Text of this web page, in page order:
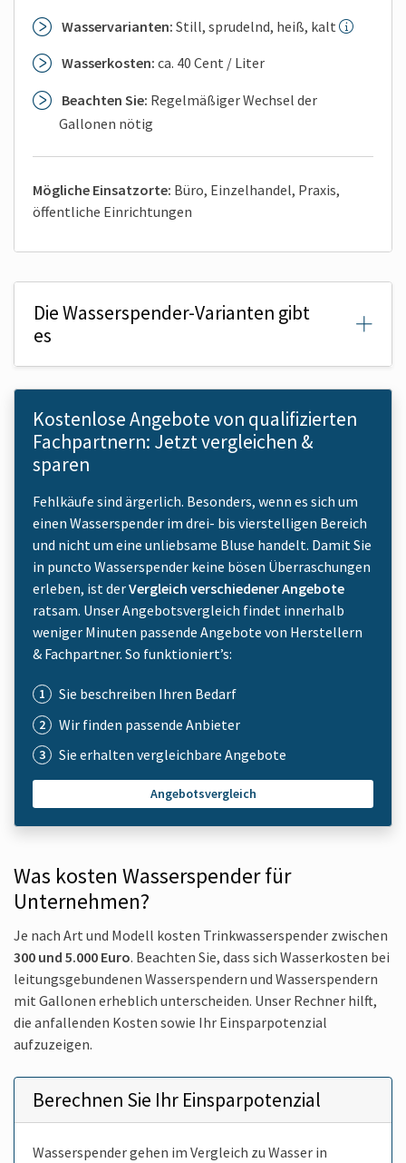
Wasservarianten: Still, sprudelnd, heiß, kalt
Wasserkosten: ca. 40 Cent / Liter
Beachten Sie: Regelmäßiger Wechsel der
Gallonen nötig
Mögliche Einsatzorte: Büro, Einzelhandel, Praxis,
öffentliche Einrichtungen
Die Wasserspender-Varianten gibt
es
Kostenlose Angebote von qualifizierten
Fachpartnern: Jetzt vergleichen &
sparen
Fehlkäufe sind ärgerlich. Besonders, wenn es sich um
einen Wasserspender im drei- bis vierstelligen Bereich
und nicht um eine unliebsame Bluse handelt. Damit Sie
in puncto Wasserspender keine bösen Überraschungen
erleben, ist derVergleich verschiedener Angebote
ratsam. Unser Angebotsvergleich findet innerhalb
weniger Minuten passende Angebote von Herstellern
& Fachpartner. So funktioniert’s:
Sie beschreiben Ihren Bedarf
Wir finden passende Anbieter
Sie erhalten vergleichbare Angebote
Angebotsvergleich
Was kosten Wasserspender für
Unternehmen?
Je nach Art und Modell kosten Trinkwasserspender zwischen
300 und 5.000 Euro. Beachten Sie, dass sich Wasserkosten bei
leitungsgebundenen Wasserspendern und Wasserspendern
mit Gallonen erheblich unterscheiden. Unser Rechner hilft,
die anfallenden Kosten sowie Ihr Einsparpotenzial
aufzuzeigen.
Berechnen Sie Ihr Einsparpotenzial
Wasserspender gehen im Vergleich zu Wasser in